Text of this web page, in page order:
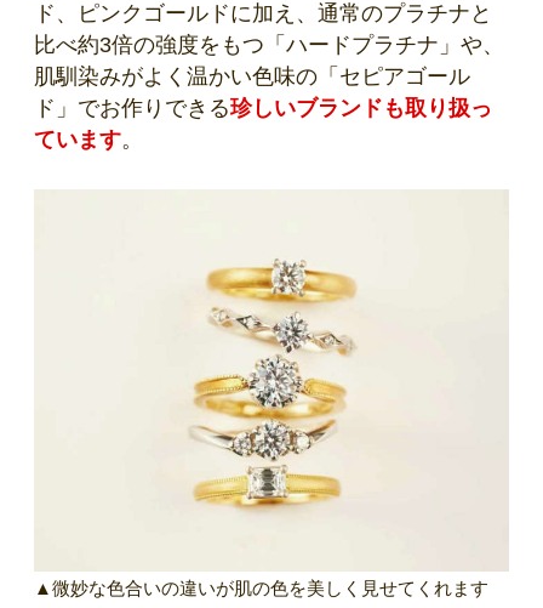
ド、ピンクゴールドに加え、通常のプラチナと
比べ約3倍の強度をもつ「ハードプラチナ」や、
肌馴染みがよく温かい色味の「セピアゴール
ド」でお作りできる珍しいブランドも取り扱っ
ています。
▲微妙な色合いの違いが肌の色を美しく見せてくれます